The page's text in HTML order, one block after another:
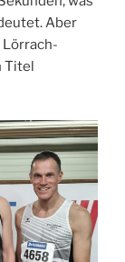
Aber
Lörrach-
Titel